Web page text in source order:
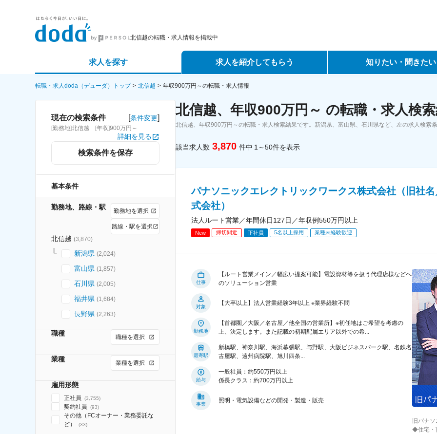
北信越の転職・求人情報を掲載中
求人を探す
詳細条件から探す
求人特集から探す
求人を紹介してもらう
エージェントサービス
スカウトサービス
知りたい・聞きたい
データで見る転職
転職・求人doda（デューダ）トップ 北信越 年収900万円～の転職・求人情報
現在の検索条件 [条件変更]
[勤務地]北信越 [年収]900万円～
詳細を見る
検索条件を保存
基本条件
勤務地、路線・駅 勤務地を選択
路線・駅を選択
北信越 (3,870)
新潟県 (2,024)
富山県 (1,857)
石川県 (2,005)
福井県 (1,684)
長野県 (2,263)
職種 職種を選択
業種 業種を選択
雇用形態
正社員 (3,755)
契約社員 (93)
その他（FCオーナー・業務委託な
ど）
(33)
北信越、年収900万円～ の転職・求人検
北信越、年収900万円～の転職・求人検索結果です。新潟県、富山県、石川県など、左の求人検索
該当求人数 3,870 件中 1～50件を表示
パナソニックエレクトリックワークス株式会社（旧社
式会社）
法人ルート営業／年間休日127日／年収例550万円以上
New 締切間近 正社員 5名以上採用 業種未経験歓迎
仕事
【ルート営業メイン／幅広い提案可能】電設資材等を扱う代理店様などへ
のソリューション営業
対象
【大卒以上】法人営業経験3年以上 ※業界経験不問
勤務地
【首都圏／大阪／名古屋／他全国の営業所】※初任地はご希望を考慮の
上、決定します。また記載の初期配属エリア以外での希...
最寄駅
新橋駅、神奈川駅、海浜幕張駅、与野駅、大阪ビジネスパーク駅、名鉄名
古屋駅、遠州病院駅、旭川四条...
給与
一般社員：約550万円以上
係長クラス：約700万円以上
事業
照明・電気設備などの開発・製造・販売
旧パナ
◆住宅・